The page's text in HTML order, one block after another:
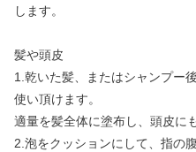
します。
髪や頭皮
1.乾いた髪、またはシャンプー
使い頂けます。
適量を髪全体に塗布し、頭皮に
2.泡をクッションにして、指の